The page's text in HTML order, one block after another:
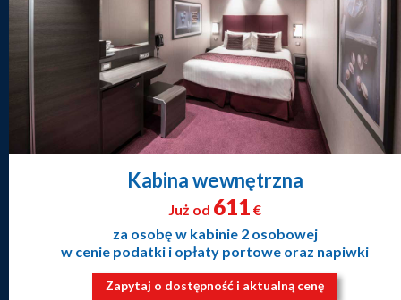
Kabina wewnętrzna
Już od 611 €
za osobę w kabinie 2 osobowej
w cenie podatki i opłaty portowe oraz napiwki
Zapytaj o dostępność i aktualną cenę